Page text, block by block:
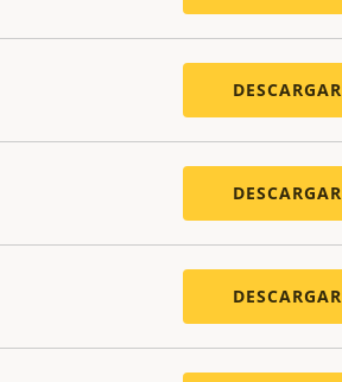
DESCARGAR
DESCARGAR
DESCARGAR